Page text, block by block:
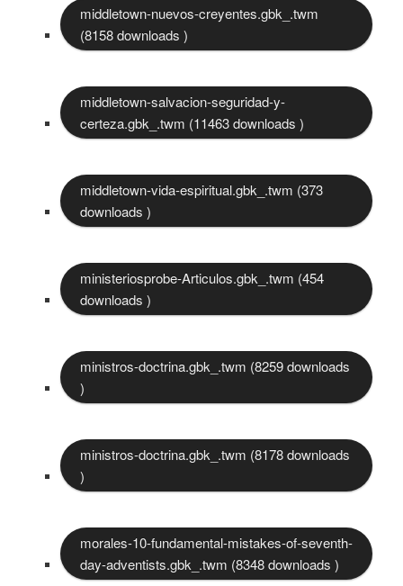
middletown-nuevos-creyentes.gbk_.twm
(8158 downloads )
middletown-salvacion-seguridad-y-
certeza.gbk_.twm (11463 downloads )
middletown-vida-espiritual.gbk_.twm (373
downloads )
ministeriosprobe-Articulos.gbk_.twm (454
downloads )
ministros-doctrina.gbk_.twm (8259 downloads
)
ministros-doctrina.gbk_.twm (8178 downloads
)
morales-10-fundamental-mistakes-of-seventh-
day-adventists.gbk_.twm (8348 downloads )